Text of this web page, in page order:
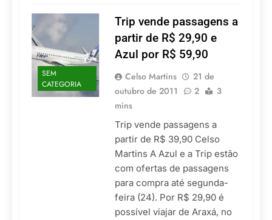
SEM
CATEGORIA
Trip vende passagens a
partir de R$ 29,90 e
Azul por R$ 59,90
Celso Martins
21 de
outubro de 2011
2
3
mins
Trip vende passagens a
partir de R$ 39,90 Celso
Martins A Azul e a Trip estão
com ofertas de passagens
para compra até segunda-
feira (24). Por R$ 29,90 é
possível viajar de Araxá, no